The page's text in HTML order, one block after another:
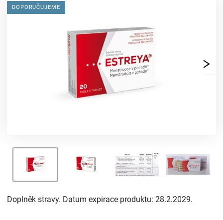
DOPORUČUJEME
Doplněk stravy. Datum expirace produktu: 28.2.2029.